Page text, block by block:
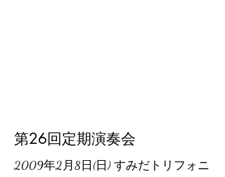
第26回定期演奏会
2009年2月8日(日) すみだトリフォニ